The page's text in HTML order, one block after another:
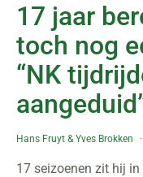
17 jaar
toch nog
“NK
Hans Fruyt &Yves Brokken
17 seizoenen zit hij